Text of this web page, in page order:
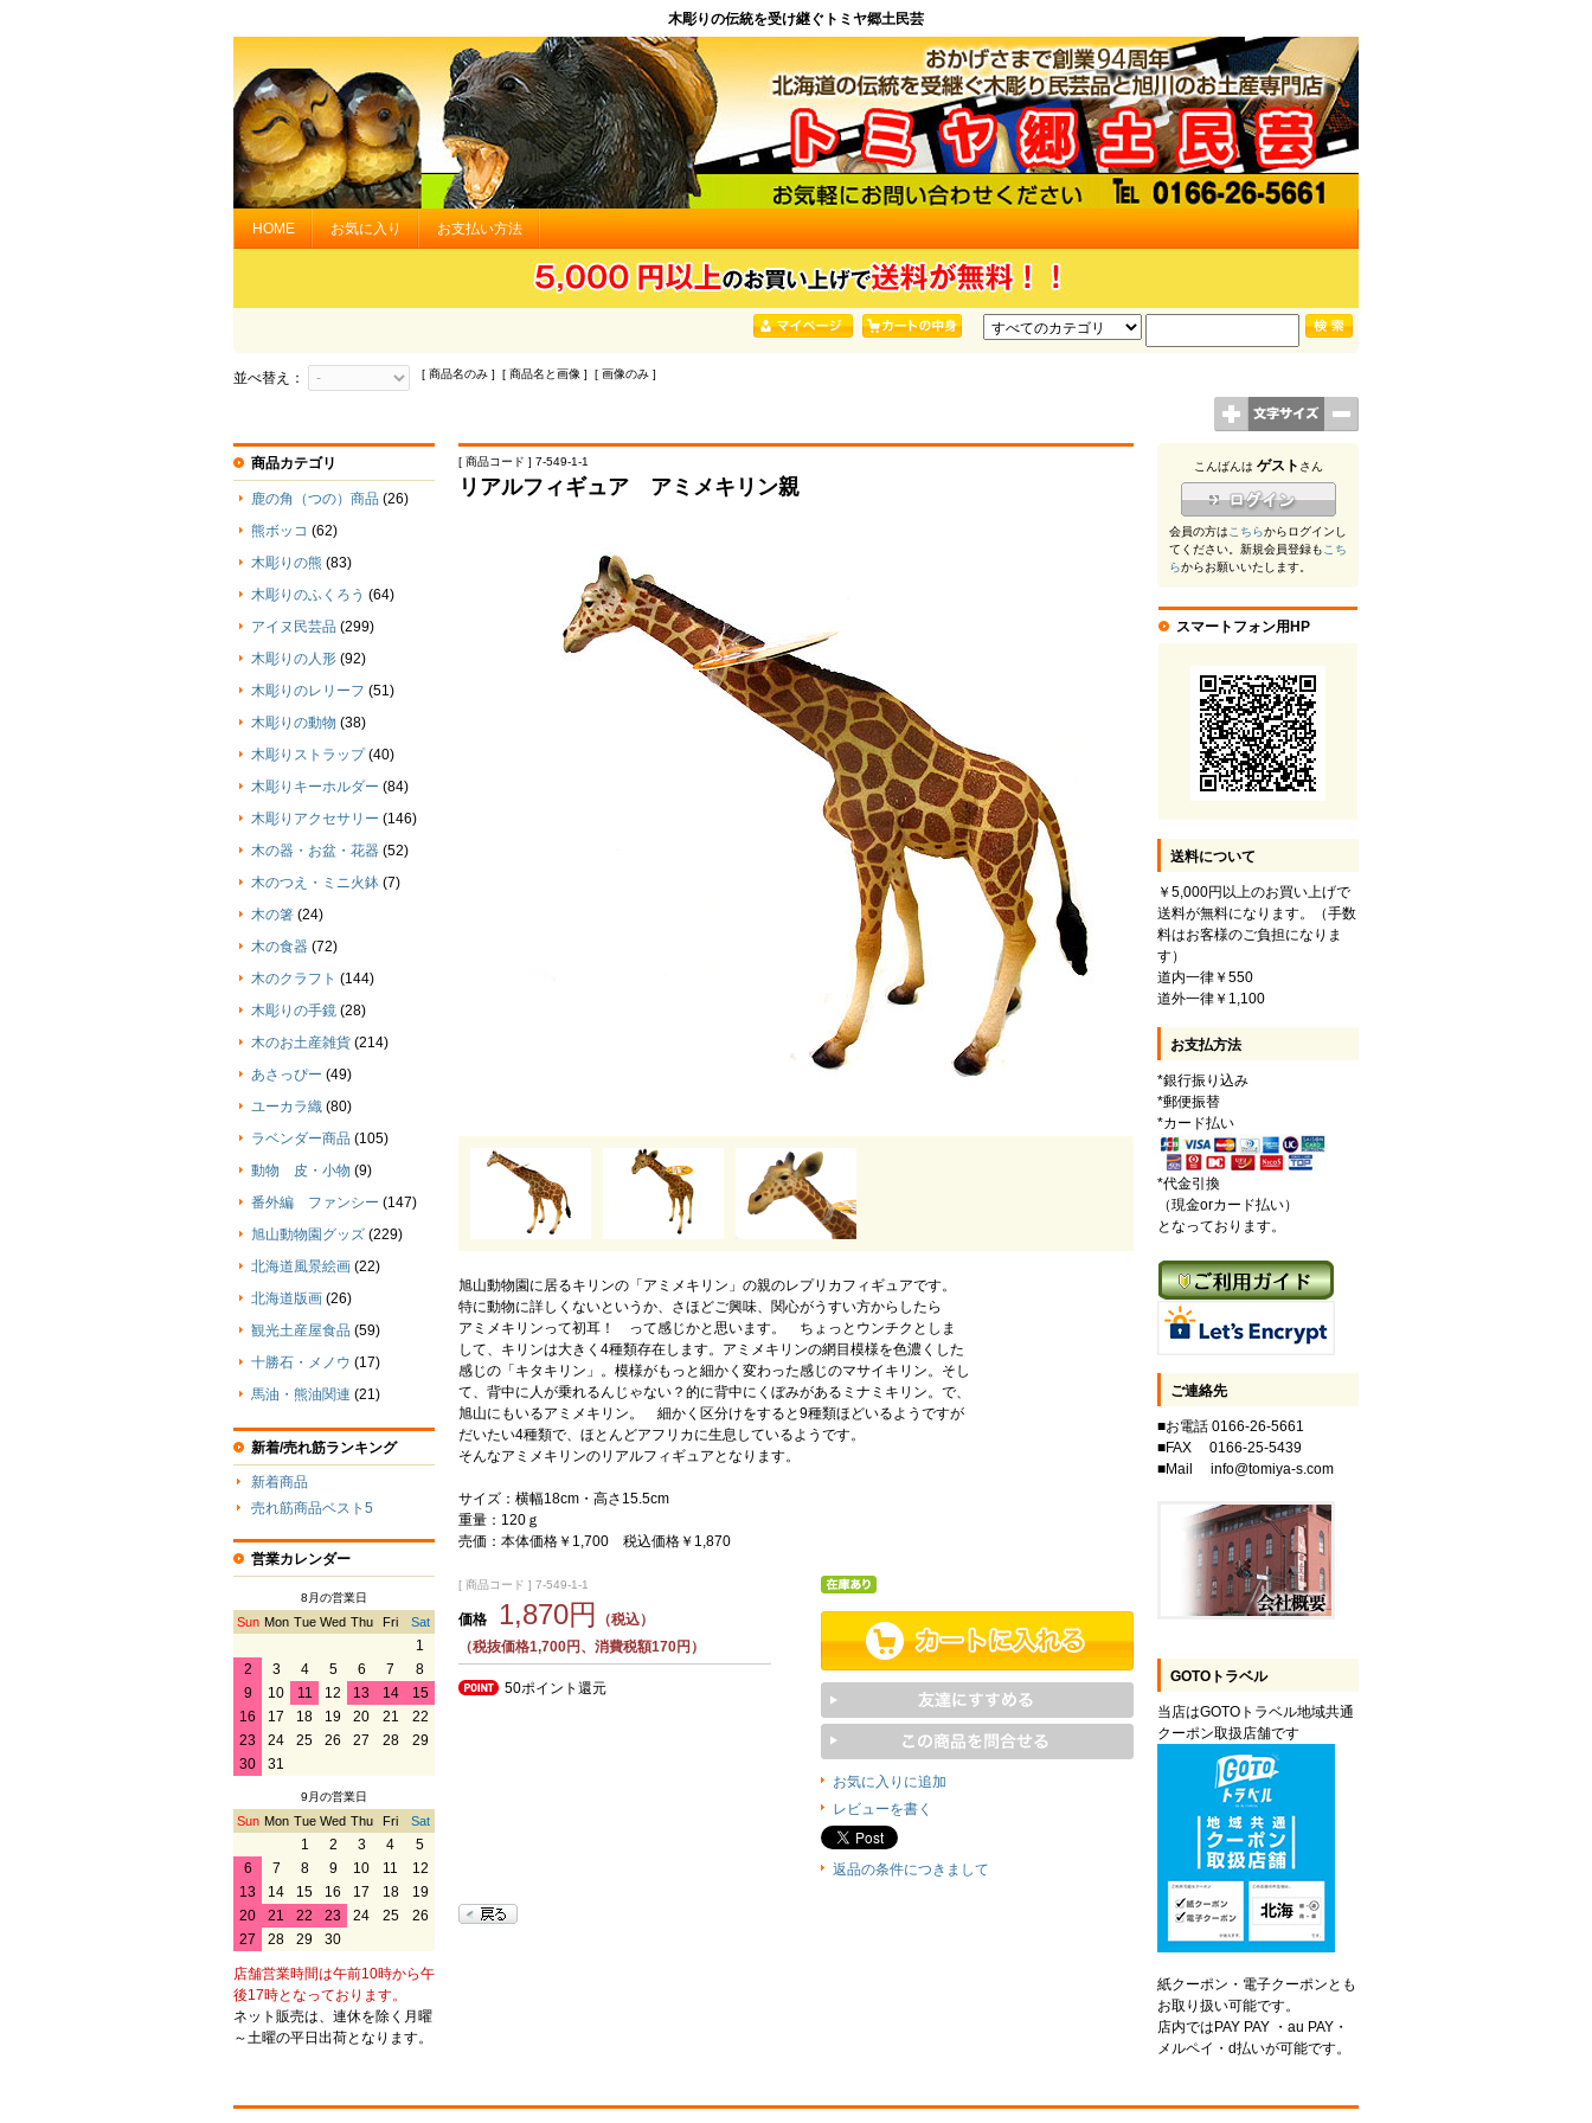
木彫りの伝統を受け継ぐトミヤ郷土民芸
HOME お気に入り お支払い方法
並べ替え： [ 商品名のみ ] [ 商品名と画像 ] [ 画像のみ ]
[ 商品コード ] 7-549-1-1
リアルフィギュア アミメキリン親
旭山動物園に居るキリンの「アミメキリン」の親のレプリカフィギュアです。
特に動物に詳しくないというか、さほどご興味、関心がうすい方からしたら
アミメキリンって初耳！ って感じかと思います。 ちょっとウンチクとしま
して、キリンは大きく4種類存在します。アミメキリンの網目模様を色濃くした
感じの「キタキリン」。模様がもっと細かく変わった感じのマサイキリン。そし
て、背中に人が乗れるんじゃない？的に背中にくぼみがあるミナミキリン。で、
旭山にもいるアミメキリン。 細かく区分けをすると9種類ほどいるようですが
だいたい4種類で、ほとんどアフリカに生息しているようです。
そんなアミメキリンのリアルフィギュアとなります。
サイズ：横幅18cm・高さ15.5cm
重量：120ｇ
売価：本体価格￥1,700 税込価格￥1,870
[ 商品コード ] 7-549-1-1
価格 1,870円
（税込）
（税抜価格1,700円、消費税額170円）
50ポイント還元
お気に入りに追加
レビューを書く
返品の条件につきまして
商品カテゴリ
鹿の角（つの）商品 (26)
熊ボッコ (62)
木彫りの熊 (83)
木彫りのふくろう (64)
アイヌ民芸品 (299)
木彫りの人形 (92)
木彫りのレリーフ (51)
木彫りの動物 (38)
木彫りストラップ (40)
木彫りキーホルダー (84)
木彫りアクセサリー (146)
木の器・お盆・花器 (52)
木のつえ・ミニ火鉢 (7)
木の箸 (24)
木の食器 (72)
木のクラフト (144)
木彫りの手鏡 (28)
木のお土産雑貨 (214)
あさっぴー (49)
ユーカラ織 (80)
ラベンダー商品 (105)
動物 皮・小物 (9)
番外編 ファンシー (147)
旭山動物園グッズ (229)
北海道風景絵画 (22)
北海道版画 (26)
観光土産屋食品 (59)
十勝石・メノウ (17)
馬油・熊油関連 (21)
新着/売れ筋ランキング
新着商品
売れ筋商品ベスト5
営業カレンダー
8月の営業日
Sun Mon Tue Wed Thu Fri Sat
1
2
3 4 5 6 7
8
9
10 11 12 13 14
15
16
17 18 19 20 21
22
23
24 25 26 27 28
29
30
31
9月の営業日
Sun Mon Tue Wed Thu Fri Sat
1 2 3 4
5
6
7 8 9 10 11
12
13
14 15 16 17 18
19
20
21 22 23 24 25
26
27
28 29 30
店舗営業時間は午前10時から午
後17時となっております。
ネット販売は、連休を除く月曜
～土曜の平日出荷となります。
こんばんは ゲスト さん
会員の方はこちらからログインし
てください。新規会員登録もこち
らからお願いいたします。
スマートフォン用HP
送料について
￥5,000円以上のお買い上げで
送料が無料になります。（手数
料はお客様のご負担になりま
す）
道内一律￥550
道外一律￥1,100
お支払方法
*銀行振り込み
*郵便振替
*カード払い
*代金引換
（現金orカード払い）
となっております。
ご連絡先
■お電話 0166-26-5661
■FAX 0166-25-5439
■Mail info@tomiya-s.com
GOTOトラベル
当店はGOTOトラベル地域共通
クーポン取扱店舗です
紙クーポン・電子クーポンとも
お取り扱い可能です。
店内ではPAY PAY ・au PAY・
メルペイ・d払いが可能です。